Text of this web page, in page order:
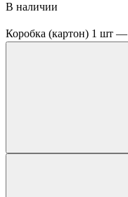
В наличии
Коробка (картон) 1 шт —